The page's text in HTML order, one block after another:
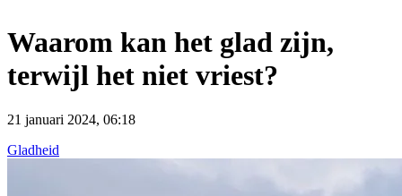
Waarom kan het glad zijn,
terwijl het niet vriest?
21 januari 2024, 06:18
Gladheid